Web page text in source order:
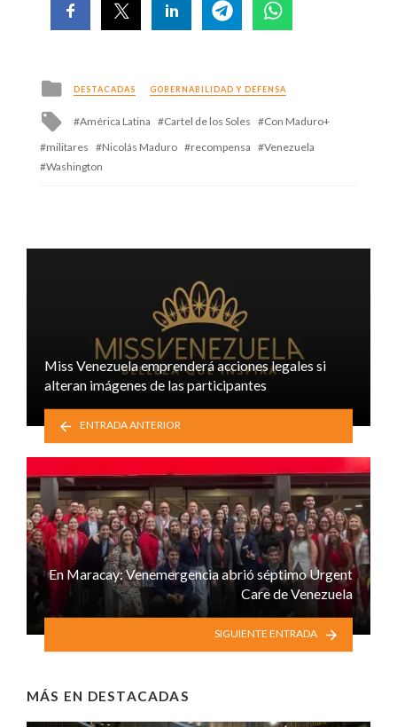
Posted
in
DESTACADAS GOBERNABILIDAD Y DEFENSA
Tagged
América Latina Cartel de los Soles
Con Maduro+
militares
Nicolás Maduro recompensa
Venezuela
Washington
Miss Venezuela emprenderá acciones legales si
alteran imágenes de las participantes
ENTRADA ANTERIOR
En Maracay: Venemergencia abrió séptimo Urgent
Care de Venezuela
SIGUIENTE ENTRADA
MÁS EN DESTACADAS